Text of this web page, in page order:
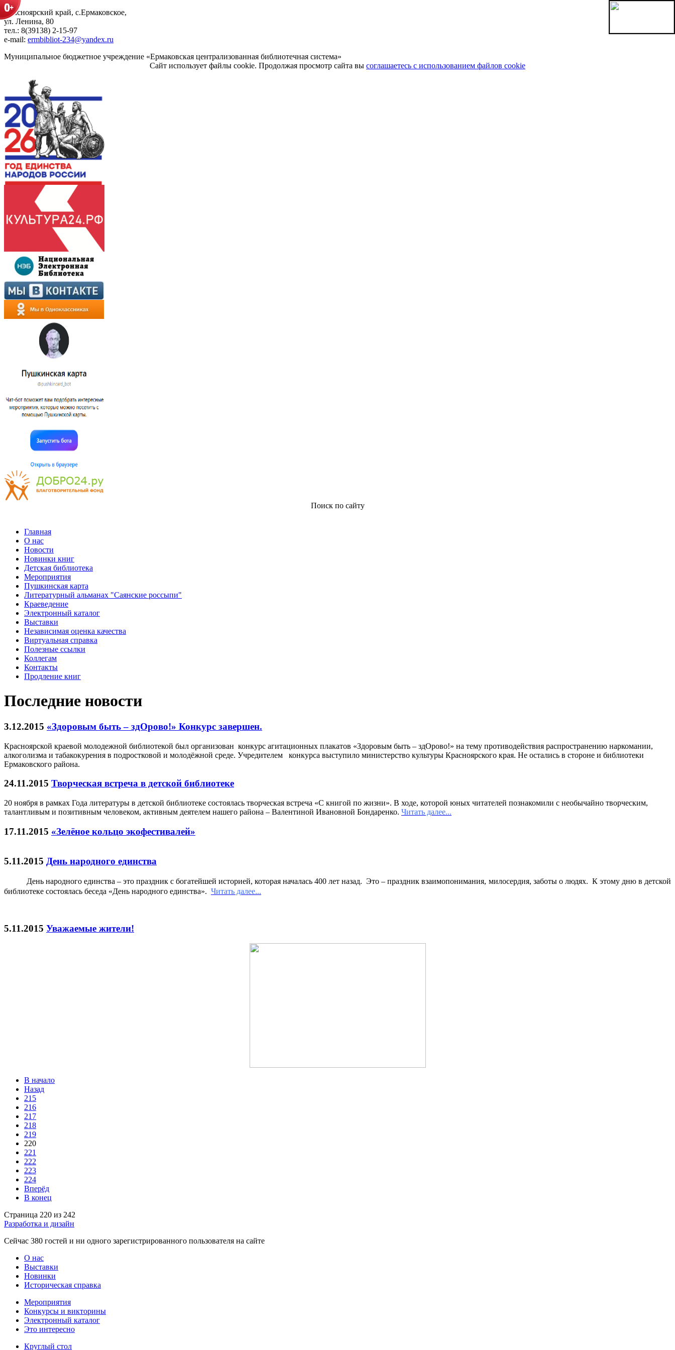
Красноярский край, с.Ермаковское,
ул. Ленина, 80
тел.: 8(39138) 2-15-97
e-mail: ermbibliot-234@yandex.ru
Муниципальное бюджетное учреждение «Ермаковская централизованная библиотечная система»
Сайт использует файлы cookie. Продолжая просмотр сайта вы соглашаетесь с использованием файлов cookie
Поиск по сайту
Главная
О нас
Новости
Новинки книг
Детская библиотека
Мероприятия
Пушкинская карта
Литературный альманах "Саянские россыпи"
Краеведение
Электронный каталог
Выставки
Независимая оценка качества
Виртуальная справка
Полезные ссылки
Коллегам
Контакты
Продление книг
Последние новости
3.12.2015 «Здоровым быть – здОрово!» Конкурс завершен.
Красноярской краевой молодежной библиотекой был организован конкурс агитационных плакатов «Здоровым быть – здОрово!» на тему противодействия распространению наркомании,
алкоголизма и табакокурения в подростковой и молодёжной среде. Учредителем конкурса выступило министерство культуры Красноярского края. Не остались в стороне и библиотеки
Ермаковского района.
24.11.2015 Творческая встреча в детской библиотеке
20 ноября в рамках Года литературы в детской библиотеке состоялась творческая встреча «С книгой по жизни». В ходе, которой юных читателей познакомили с необычайно творческим,
талантливым и позитивным человеком, активным деятелем нашего района – Валентиной Ивановной Бондаренко. Читать далее...
17.11.2015 «Зелёное кольцо экофестивалей»
5.11.2015 День народного единства
День народного единства – это праздник с богатейшей историей, которая началась 400 лет назад. Это – праздник взаимопонимания, милосердия, заботы о людях. К этому дню в детской
библиотеке состоялась беседа «День народного единства». Читать далее...
5.11.2015 Уважаемые жители!
В начало
Назад
215
216
217
218
219
220
221
222
223
224
Вперёд
В конец
Страница 220 из 242
Разработка и дизайн
Сейчас 380 гостей и ни одного зарегистрированного пользователя на сайте
О нас
Выставки
Новинки
Историческая справка
Мероприятия
Конкурсы и викторины
Электронный каталог
Это интересно
Круглый стол